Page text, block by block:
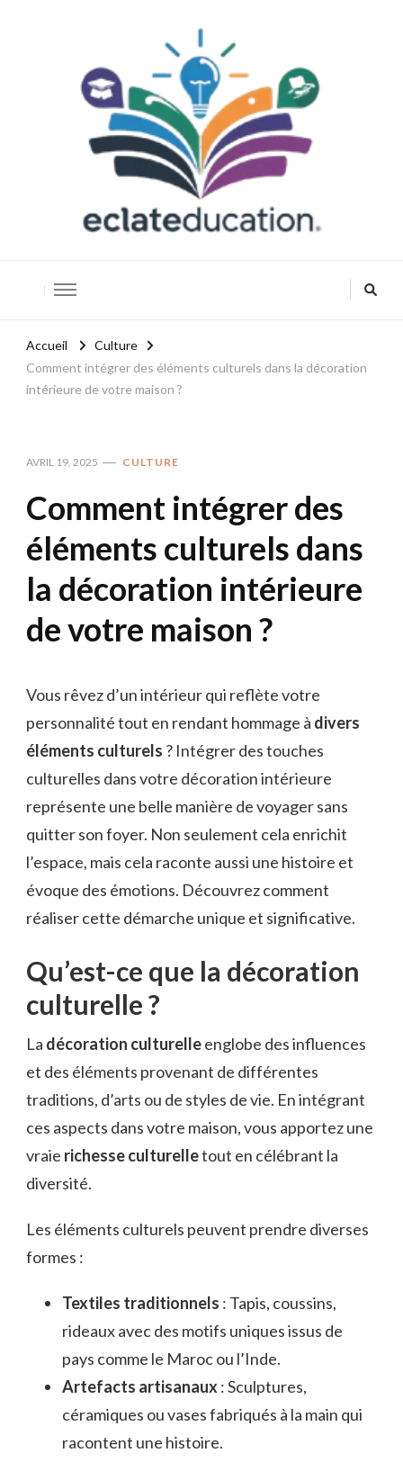
Accueil
Culture
Comment intégrer des éléments culturels dans la décoration
intérieure de votre maison ?
AVRIL 19, 2025 CULTURE
Comment intégrer des
éléments culturels dans
la décoration intérieure
de votre maison ?
Vous rêvez d’un intérieur qui reflète votre
personnalité tout en rendant hommage à divers
éléments culturels ? Intégrer des touches
culturelles dans votre décoration intérieure
représente une belle manière de voyager sans
quitter son foyer. Non seulement cela enrichit
l’espace, mais cela raconte aussi une histoire et
évoque des émotions. Découvrez comment
réaliser cette démarche unique et significative.
Qu’est-ce que la décoration
culturelle ?
La décoration culturelleenglobe des influences
et des éléments provenant de différentes
traditions, d’arts ou de styles de vie. En intégrant
ces aspects dans votre maison, vous apportez une
vraie richesse culturelletout en célébrant la
diversité.
Les éléments culturels peuvent prendre diverses
formes :
Textiles traditionnels : Tapis, coussins,
rideaux avec des motifs uniques issus de
pays comme le Maroc ou l’Inde.
Artefacts artisanaux : Sculptures,
céramiques ou vases fabriqués à la main qui
racontent une histoire.